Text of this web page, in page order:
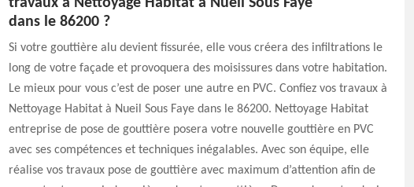
travaux à Nettoyage Habitat à Nueil Sous Faye
dans le 86200 ?
Si votre gouttière alu devient fissurée, elle vous créera des infiltrations le
long de votre façade et provoquera des moisissures dans votre habitation.
Le mieux pour vous c’est de poser une autre en PVC. Confiez vos travaux à
Nettoyage Habitat à Nueil Sous Faye dans le 86200. Nettoyage Habitat
entreprise de pose de gouttière posera votre nouvelle gouttière en PVC
avec ses compétences et techniques inégalables. Avec son équipe, elle
réalise vos travaux pose de gouttière avec maximum d’attention afin de